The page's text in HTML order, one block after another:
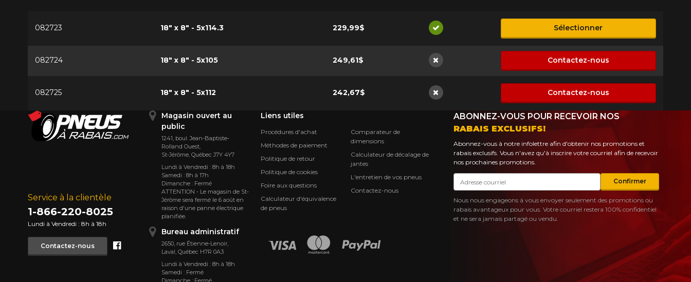
082723 18" x 8" - 5x114.3 229,99$
Disponible
Sélectionner
082724 18" x 8" - 5x105 249,61$
Non disponible
Contactez-nous
082725 18" x 8" - 5x112 242,67$
Non disponible
Contactez-nous
Service à la clientèle
1-866-220-8025
Lundi à Vendredi : 8h à 18h
Contactez-nous Facebook
Magasin ouvert au
public
1241, boul. Jean-Baptiste-
Rolland Ouest,
St⁠-⁠Jérôme, Québec J7Y 4Y7
Lundi à Vendredi : 8h à 18h
Samedi : 8h à 17h
Dimanche : Fermé
ATTENTION - Le magasin de St-
Jérôme sera fermé le 6 août en
raison d'une panne électrique
planifiée.
Bureau administratif
2650, rue Étienne⁠-⁠Lenoir,
Laval, Québec H7R 0A3
Lundi à Vendredi : 8h à 18h
Samedi : Fermé
Dimanche : Fermé
Liens utiles
Procédures d'achat
Méthodes de paiement
Politique de retour
Politique de cookies
Foire aux questions
Calculateur d'équivalence
de pneus
Comparateur de
dimensions
Calculateur de décalage de
jantes
L'entretien de vos pneus
Contactez-nous
ABONNEZ-VOUS POUR RECEVOIR NOS
RABAIS EXCLUSIFS!
Abonnez-vous à notre infolettre afin d'obtenir nos promotions et
rabais exclusifs. Vous n'avez qu'à inscrire votre courriel afin de recevoir
nos prochaines promotions.
Courriel
Confirmer
Nous nous engageons à vous envoyer seulement des promotions ou
rabais avantageux pour vous. Votre courriel restera 100% confidentiel
et ne sera jamais partagé ou vendu.